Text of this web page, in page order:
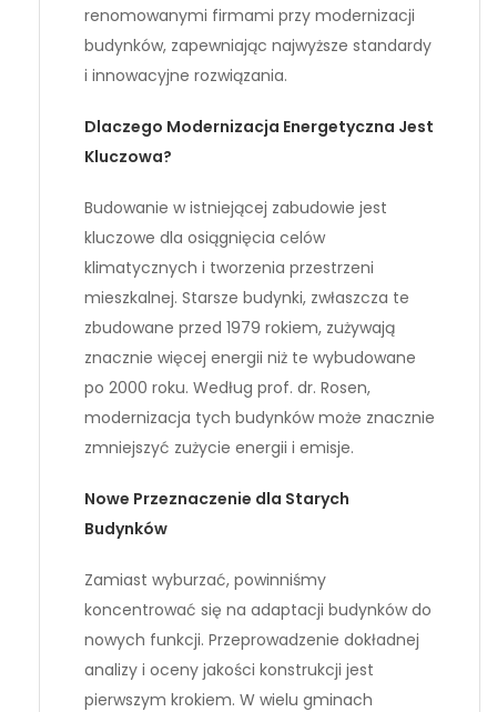
renomowanymi firmami przy modernizacji
budynków, zapewniając najwyższe standardy
i innowacyjne rozwiązania.
Dlaczego Modernizacja Energetyczna Jest
Kluczowa?
Budowanie w istniejącej zabudowie jest
kluczowe dla osiągnięcia celów
klimatycznych i tworzenia przestrzeni
mieszkalnej. Starsze budynki, zwłaszcza te
zbudowane przed 1979 rokiem, zużywają
znacznie więcej energii niż te wybudowane
po 2000 roku. Według prof. dr. Rosen,
modernizacja tych budynków może znacznie
zmniejszyć zużycie energii i emisje.
Nowe Przeznaczenie dla Starych
Budynków
Zamiast wyburzać, powinniśmy
koncentrować się na adaptacji budynków do
nowych funkcji. Przeprowadzenie dokładnej
analizy i oceny jakości konstrukcji jest
pierwszym krokiem. W wielu gminach